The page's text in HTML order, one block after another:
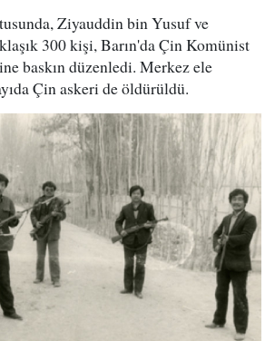
Ziyauddin bin Yusuf ve
300 kişi, Barın'da Çin Komünist
baskın düzenledi. Merkez ele
Çin askeri de öldürüldü.